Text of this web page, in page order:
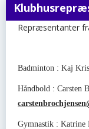
Repræsentanter
Badminton : Kaj
Håndbold : Carsten
Gymnastik : Katrine